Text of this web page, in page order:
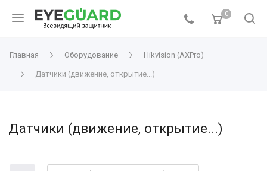
0
Главная Оборудование Hikvision (AXPro)
Датчики (движение, открытие...)
Датчики (движение, открытие...)